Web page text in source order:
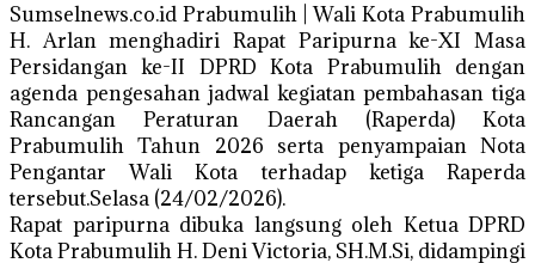
Sumselnews.co.id Prabumulih | Wali Kota Prabumulih
H. Arlan menghadiri Rapat Paripurna ke-XI Masa
Persidangan ke-II DPRD Kota Prabumulih dengan
agenda pengesahan jadwal kegiatan pembahasan tiga
Rancangan Peraturan Daerah (Raperda) Kota
Prabumulih Tahun 2026 serta penyampaian Nota
Pengantar Wali Kota terhadap ketiga Raperda
tersebut.Selasa (24/02/2026).
Rapat paripurna dibuka langsung oleh Ketua DPRD
Kota Prabumulih H. Deni Victoria, SH.M.Si, didampingi